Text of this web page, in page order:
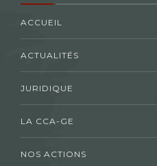
ACCUEIL
ACTUALITÉS
JURIDIQUE
LA CCA-GE
NOS ACTIONS